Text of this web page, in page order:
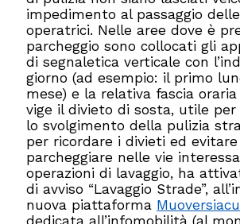
impedimento al passaggio
operatrici. Nelle aree dove è
parcheggio sono collocati gli
di segnaletica verticale con
giorno (ad esempio: il primo
mese) e la relativa fascia
vige il divieto di sosta, utile
lo svolgimento della pulizia
per ricordare i divieti ed
parcheggiare nelle vie
operazioni di lavaggio, ha
di avviso “Lavaggio Strade”,
nuova piattaforma
dedicata all’infomobilità (al